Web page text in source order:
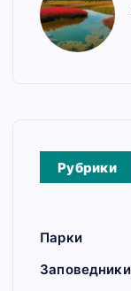
Рубрики
Парки
Заповедники